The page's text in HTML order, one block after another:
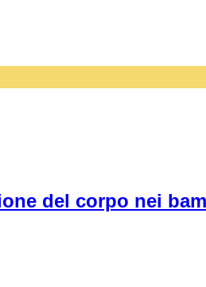
del corpo nei